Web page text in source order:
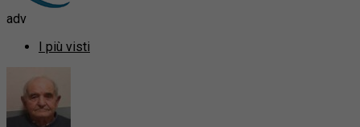
adv
I più visti